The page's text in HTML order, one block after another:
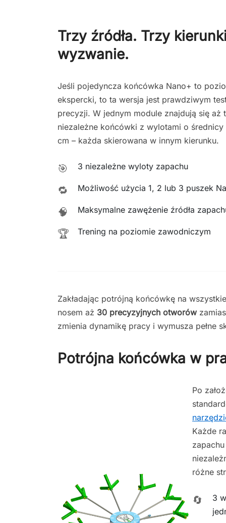
Trzy źródła. Trzy
wyzwanie.
Jeśli pojedyncza końcówka Nano+ to
ekspercki, to ta wersja jest prawdziwym
precyzji. W jednym module znajdują się aż
niezależne końcówki z wylotami o średnicy
cm – każda skierowana w innym kierunku.
🎯 3 niezależne wyloty zapachu
🔁 Możliwość użycia 1, 2 lub 3 puszek
🧠 Maksymalne zawężenie źródła
🏆 Trening na poziomie zawodniczym
Zakładając potrójną końcówkę na
nosem aż 30 precyzyjnych otworów
zmienia dynamikę pracy i wymusza pełne
Potrójna końcówka w
Po
Każde
różne
🔄
3